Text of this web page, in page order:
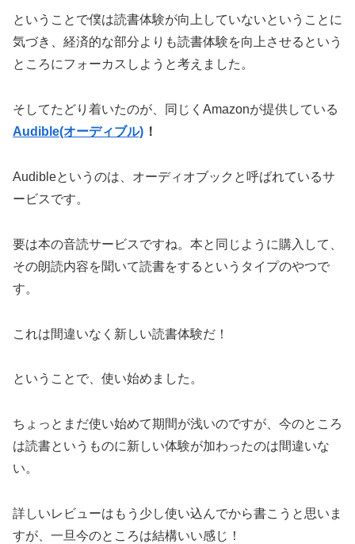
ということで僕は読書体験が向上していないということに
気づき、経済的な部分よりも読書体験を向上させるという
ところにフォーカスしようと考えました。
そしてたどり着いたのが、同じくAmazonが提供している
Audible(オーディブル) ！
Audibleというのは、オーディオブックと呼ばれているサ
ービスです。
要は本の音読サービスですね。本と同じように購入して、
その朗読内容を聞いて読書をするというタイプのやつで
す。
これは間違いなく新しい読書体験だ！
ということで、使い始めました。
ちょっとまだ使い始めて期間が浅いのですが、今のところ
は読書というものに新しい体験が加わったのは間違いな
い。
詳しいレビューはもう少し使い込んでから書こうと思いま
すが、一旦今のところは結構いい感じ！